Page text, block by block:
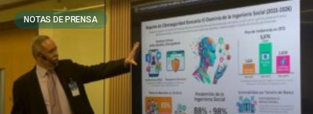
NOTAS DE PRENSA